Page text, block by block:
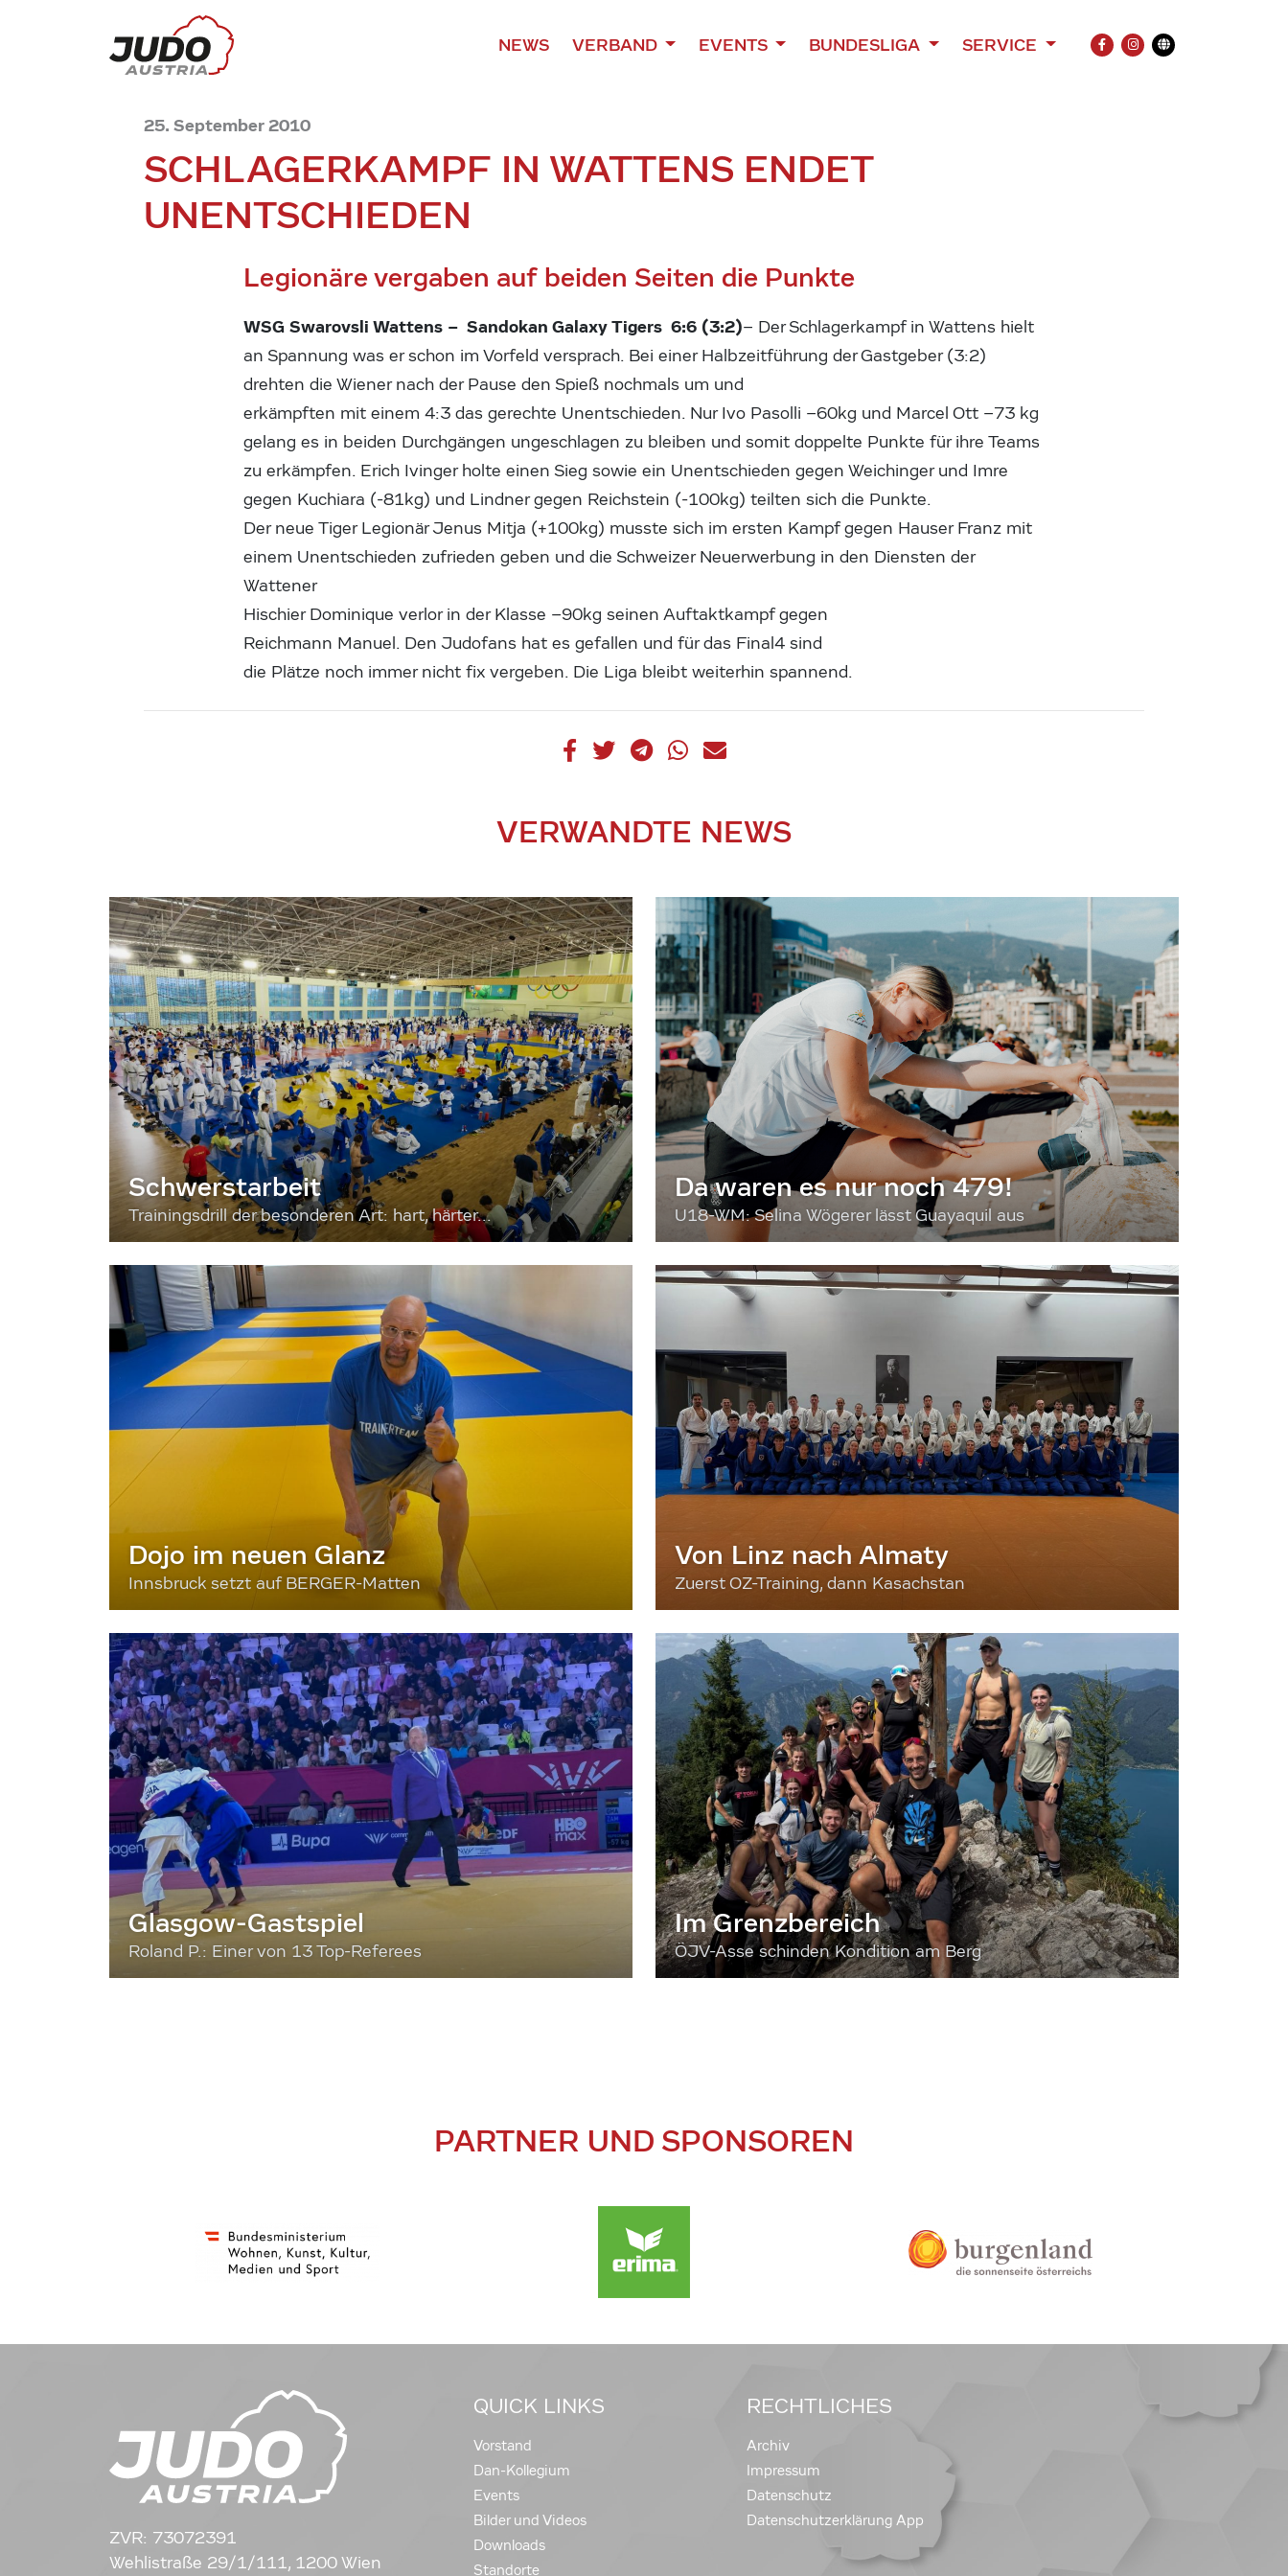
NEWS VERBAND EVENTS BUNDESLIGA SERVICE
FACEBOOK
INSTAGRAM
Übersetzung
25. September 2010
SCHLAGERKAMPF IN WATTENS ENDET
UNENTSCHIEDEN
Legionäre vergaben auf beiden Seiten die Punkte
WSG Swarovsli Wattens – Sandokan Galaxy Tigers 6:6 (3:2)– Der Schlagerkampf in Wattens hielt
an Spannung was er schon im Vorfeld versprach. Bei einer Halbzeitführung der Gastgeber (3:2)
drehten die Wiener nach der Pause den Spieß nochmals um und
erkämpften mit einem 4:3 das gerechte Unentschieden. Nur Ivo Pasolli –60kg und Marcel Ott –73 kg
gelang es in beiden Durchgängen ungeschlagen zu bleiben und somit doppelte Punkte für ihre Teams
zu erkämpfen. Erich Ivinger holte einen Sieg sowie ein Unentschieden gegen Weichinger und Imre
gegen Kuchiara (-81kg) und Lindner gegen Reichstein (-100kg) teilten sich die Punkte.
Der neue Tiger Legionär Jenus Mitja (+100kg) musste sich im ersten Kampf gegen Hauser Franz mit
einem Unentschieden zufrieden geben und die Schweizer Neuerwerbung in den Diensten der
Wattener
Hischier Dominique verlor in der Klasse –90kg seinen Auftaktkampf gegen
Reichmann Manuel. Den Judofans hat es gefallen und für das Final4 sind
die Plätze noch immer nicht fix vergeben. Die Liga bleibt weiterhin spannend.
VERWANDTE NEWS
Schwerstarbeit
Trainingsdrill der besonderen Art: hart, härter...
Da waren es nur noch 479!
U18-WM: Selina Wögerer lässt Guayaquil aus
Dojo im neuen Glanz
Innsbruck setzt auf BERGER-Matten
Von Linz nach Almaty
Zuerst OZ-Training, dann Kasachstan
Glasgow-Gastspiel
Roland P.: Einer von 13 Top-Referees
Im Grenzbereich
ÖJV-Asse schinden Kondition am Berg
PARTNER UND SPONSOREN
ZVR: 73072391
Wehlistraße 29/1/111, 1200 Wien
QUICK LINKS
Vorstand
Dan-Kollegium
Events
Bilder und Videos
Downloads
Standorte
RECHTLICHES
Archiv
Impressum
Datenschutz
Datenschutzerklärung App